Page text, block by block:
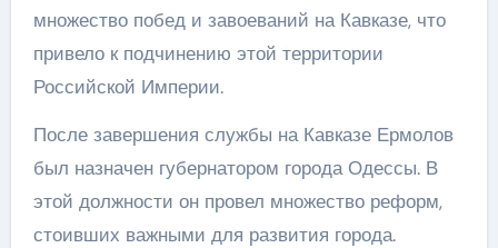
множество побед и завоеваний на Кавказе, что
привело к подчинению этой территории
Российской Империи.
После завершения службы на Кавказе Ермолов
был назначен губернатором города Одессы. В
этой должности он провел множество реформ,
стоивших важными для развития города.